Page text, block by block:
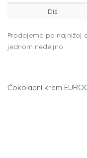
Dis
Prodajemo po najnižoj
jednom nedeljno.
Čokoladni krem